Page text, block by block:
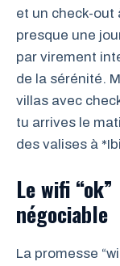
et un check-out
presque une
par virement
de la sérénité.
villas avec
tu arrives le
des valises à
Le wifi
négociable
La promesse